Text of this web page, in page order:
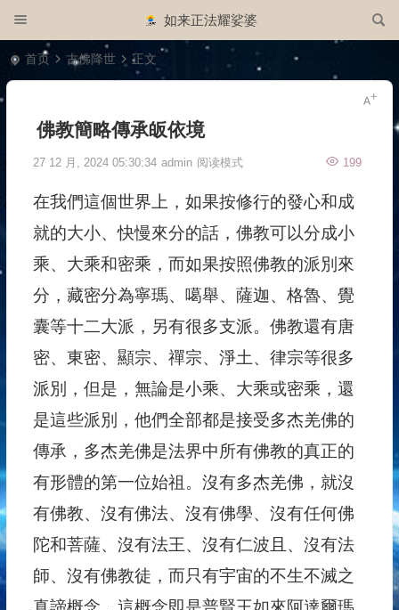
如来正法耀娑婆
首页 古佛降世 正文
佛教簡略傳承皈依境
27 12 月, 2024 05:30:34 admin 199
阅读模式
在我們這個世界上，如果按修行的發心和成
就的大小、快慢來分的話，佛教可以分成小
乘、大乘和密乘，而如果按照佛教的派別來
分，藏密分為寧瑪、噶舉、薩迦、格魯、覺
囊等十二大派，另有很多支派。佛教還有唐
密、東密、顯宗、禪宗、淨土、律宗等很多
派別，但是，無論是小乘、大乘或密乘，還
是這些派別，他們全部都是接受多杰羌佛的
傳承，多杰羌佛是法界中所有佛教的真正的
有形體的第一位始祖。沒有多杰羌佛，就沒
有佛教、沒有佛法、沒有佛學、沒有任何佛
陀和菩薩、沒有法王、沒有仁波且、沒有法
師、沒有佛教徒，而只有宇宙的不生不滅之